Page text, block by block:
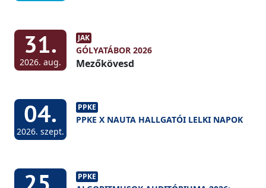
31.
2026. aug.
JAK
GÓLYATÁBOR 2026
Mezőkövesd
04.
2026. szept.
PPKE
PPKE X NAUTA HALLGATÓI LELKI NAPOK
PPKE